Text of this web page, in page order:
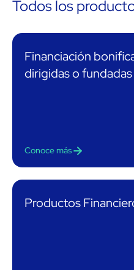
Todos los
Financiación
dirigidas o
Conoce más
Productos